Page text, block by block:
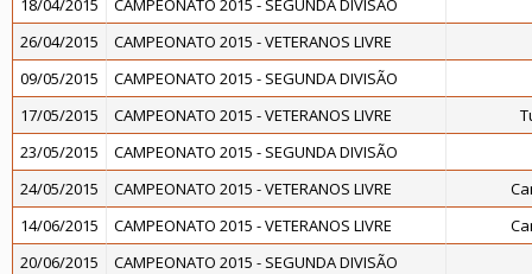
18/04/2015
CAMPEONATO 2015 - SEGUNDA DIVISÃO
26/04/2015
CAMPEONATO 2015 - VETERANOS LIVRE
09/05/2015
CAMPEONATO 2015 - SEGUNDA DIVISÃO
17/05/2015
CAMPEONATO 2015 - VETERANOS LIVRE
23/05/2015
CAMPEONATO 2015 - SEGUNDA DIVISÃO
24/05/2015
CAMPEONATO 2015 - VETERANOS LIVRE
14/06/2015
CAMPEONATO 2015 - VETERANOS LIVRE
20/06/2015
CAMPEONATO 2015 - SEGUNDA DIVISÃO